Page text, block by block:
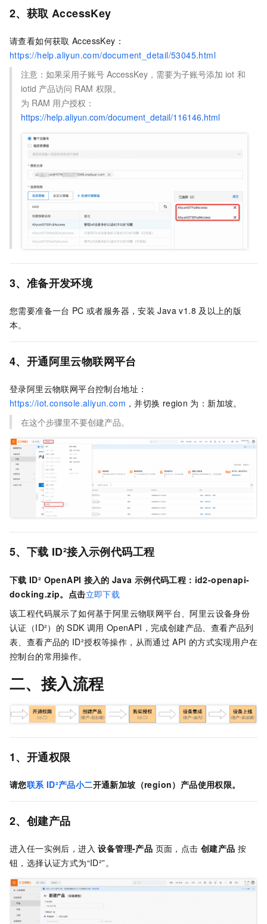
2、获取 AccessKey
请查看如何获取 AccessKey：
https://help.aliyun.com/document_detail/53045.html
注意：如果采用子账号 AccessKey，需要为子账号添加 iot 和
iotid 产品访问 RAM 权限。
为 RAM 用户授权：
https://help.aliyun.com/document_detail/116146.html
3、准备开发环境
您需要准备一台 PC 或者服务器，安装 Java v1.8 及以上的版
本。
4、开通阿里云物联网平台
登录阿里云物联网平台控制台地址：
https://iot.console.aliyun.com ，并切换 region 为：新加坡。
在这个步骤里不要创建产品。
5、下载 ID²接入示例代码工程
下载 ID² OpenAPI 接入的 Java 示例代码工程：id2-openapi-
docking.zip。点击立即下载
该工程代码展示了如何基于阿里云物联网平台、阿里云设备身份
认证（ID²）的 SDK 调用 OpenAPI，完成创建产品、查看产品列
表、查看产品的 ID²授权等操作，从而通过 API 的方式实现用户在
控制台的常用操作。
二、接入流程
1、开通权限
请您联系 ID²产品小二开通新加坡（region）产品使用权限。
2、创建产品
进入任一实例后，进入设备管理-产品 页面，点击创建产品 按
钮，选择认证方式为“ID²”。